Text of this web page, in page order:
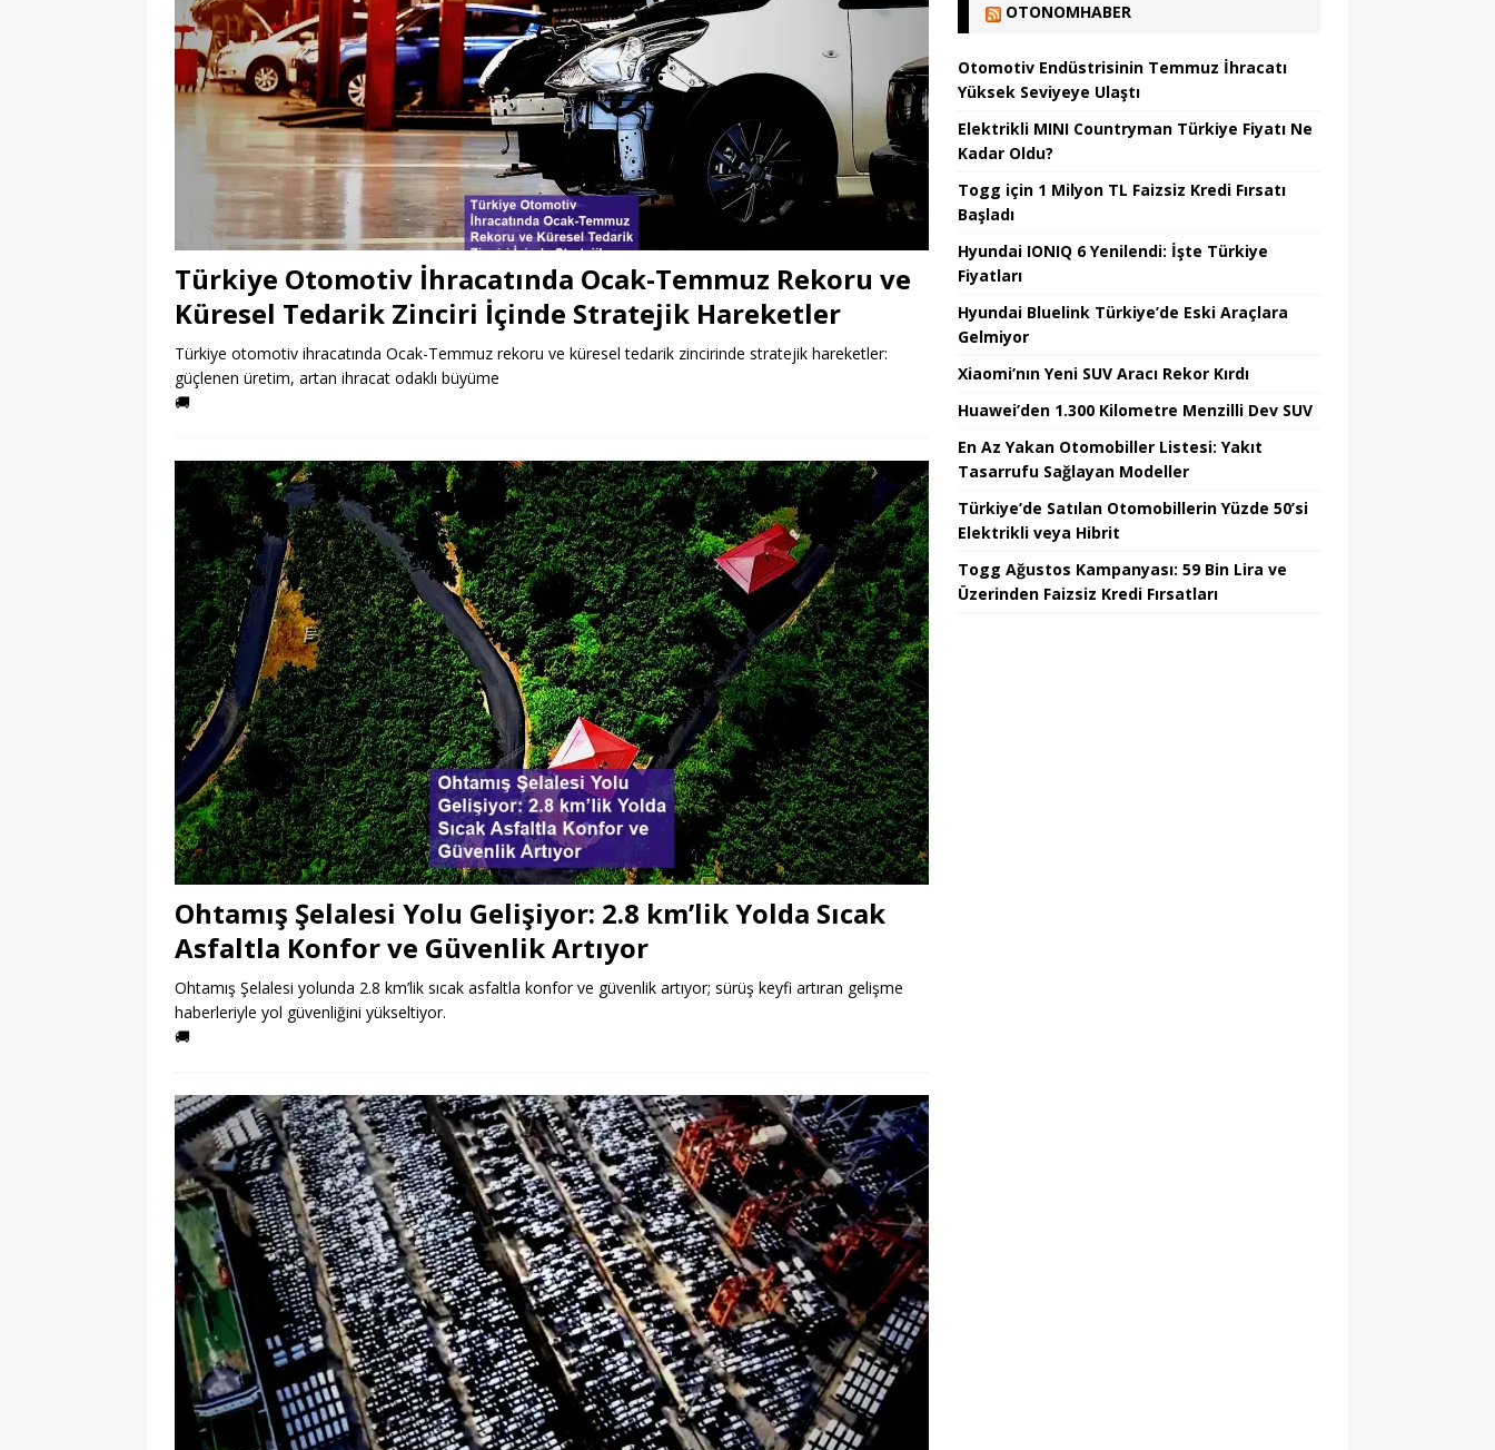
Türkiye Otomotiv İhracatında Ocak-Temmuz Rekoru ve
Küresel Tedarik Zinciri İçinde Stratejik Hareketler
Türkiye otomotiv ihracatında Ocak-Temmuz rekoru ve küresel tedarik zincirinde stratejik hareketler:
güçlenen üretim, artan ihracat odaklı büyüme
🚚
Ohtamış Şelalesi Yolu Gelişiyor: 2.8 km’lik Yolda Sıcak
Asfaltla Konfor ve Güvenlik Artıyor
Ohtamış Şelalesi yolunda 2.8 km’lik sıcak asfaltla konfor ve güvenlik artıyor; sürüş keyfi artıran gelişme
haberleriyle yol güvenliğini yükseltiyor.
🚚
OTONOMHABER
Otomotiv Endüstrisinin Temmuz İhracatı
Yüksek Seviyeye Ulaştı
Elektrikli MINI Countryman Türkiye Fiyatı Ne
Kadar Oldu?
Togg için 1 Milyon TL Faizsiz Kredi Fırsatı
Başladı
Hyundai IONIQ 6 Yenilendi: İşte Türkiye
Fiyatları
Hyundai Bluelink Türkiye’de Eski Araçlara
Gelmiyor
Xiaomi’nın Yeni SUV Aracı Rekor Kırdı
Huawei’den 1.300 Kilometre Menzilli Dev SUV
En Az Yakan Otomobiller Listesi: Yakıt
Tasarrufu Sağlayan Modeller
Türkiye’de Satılan Otomobillerin Yüzde 50’si
Elektrikli veya Hibrit
Togg Ağustos Kampanyası: 59 Bin Lira ve
Üzerinden Faizsiz Kredi Fırsatları